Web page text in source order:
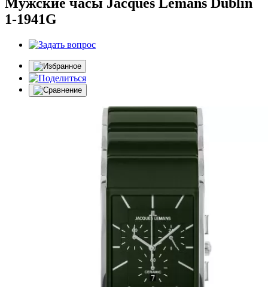
1-1941G